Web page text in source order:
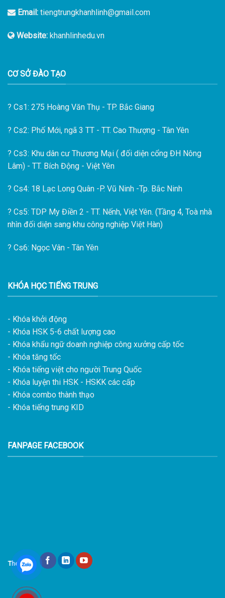
Email: tiengtrungkhanhlinh@gmail.com
Website: khanhlinhedu.vn
CƠ SỞ ĐÀO TẠO
? Cs1: 275 Hoàng Văn Thụ - TP. Bắc Giang
? Cs2: Phố Mới, ngã 3 TT - TT. Cao Thượng - Tân Yên
? Cs3: Khu dân cư Thương Mại ( đối diện cổng ĐH Nông
Lâm) - TT. Bích Động - Việt Yên
? Cs4: 18 Lạc Long Quân -P. Vũ Ninh -Tp. Bắc Ninh
? Cs5: TDP My Điền 2 - TT. Nếnh, Việt Yên. (Tầng 4, Toà nhà
nhìn đối diện sang khu công nghiệp Việt Hàn)
? Cs6: Ngọc Vân - Tân Yên
KHÓA HỌC TIẾNG TRUNG
- Khóa khởi động
- Khóa HSK 5-6 chất lượng cao
- Khóa khẩu ngữ doanh nghiệp công xưởng cấp tốc
- Khóa tăng tốc
- Khóa tiếng việt cho người Trung Quốc
- Khóa luyện thi HSK - HSKK các cấp
- Khóa combo thành thạo
- Khóa tiếng trung KID
FANPAGE FACEBOOK
Theo dõi